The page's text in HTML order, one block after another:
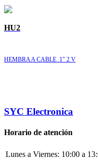
HU2
HEMBRA A CABLE .1" 2 V
SYC Electronica
Horario de atención
Lunes a Viernes: 10:00 a